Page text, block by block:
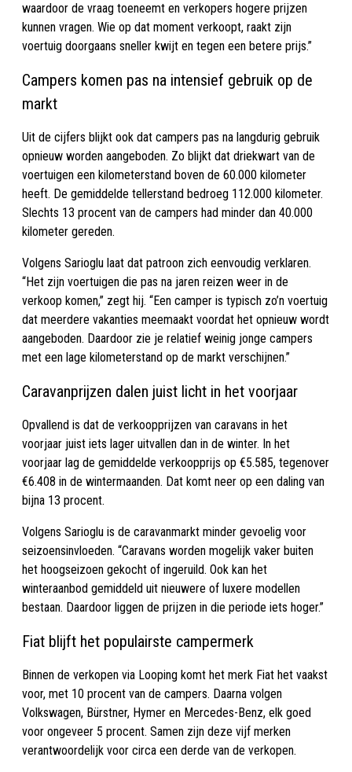
waardoor de vraag toeneemt en verkopers hogere prijzen
kunnen vragen. Wie op dat moment verkoopt, raakt zijn
voertuig doorgaans sneller kwijt en tegen een betere prijs.”
Campers komen pas na intensief gebruik op de
markt
Uit de cijfers blijkt ook dat campers pas na langdurig gebruik
opnieuw worden aangeboden. Zo blijkt dat driekwart van de
voertuigen een kilometerstand boven de 60.000 kilometer
heeft. De gemiddelde tellerstand bedroeg 112.000 kilometer.
Slechts 13 procent van de campers had minder dan 40.000
kilometer gereden.
Volgens Sarioglu laat dat patroon zich eenvoudig verklaren.
“Het zijn voertuigen die pas na jaren reizen weer in de
verkoop komen,” zegt hij. “Een camper is typisch zo’n voertuig
dat meerdere vakanties meemaakt voordat het opnieuw wordt
aangeboden. Daardoor zie je relatief weinig jonge campers
met een lage kilometerstand op de markt verschijnen.”
Caravanprijzen dalen juist licht in het voorjaar
Opvallend is dat de verkoopprijzen van caravans in het
voorjaar juist iets lager uitvallen dan in de winter. In het
voorjaar lag de gemiddelde verkoopprijs op €5.585, tegenover
€6.408 in de wintermaanden. Dat komt neer op een daling van
bijna 13 procent.
Volgens Sarioglu is de caravanmarkt minder gevoelig voor
seizoensinvloeden. “Caravans worden mogelijk vaker buiten
het hoogseizoen gekocht of ingeruild. Ook kan het
winteraanbod gemiddeld uit nieuwere of luxere modellen
bestaan. Daardoor liggen de prijzen in die periode iets hoger.”
Fiat blijft het populairste campermerk
Binnen de verkopen via Looping komt het merk Fiat het vaakst
voor, met 10 procent van de campers. Daarna volgen
Volkswagen, Bürstner, Hymer en Mercedes-Benz, elk goed
voor ongeveer 5 procent. Samen zijn deze vijf merken
verantwoordelijk voor circa een derde van de verkopen.